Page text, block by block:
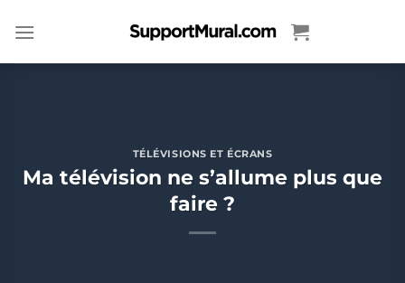
au
TÉLÉVISIONS ET ÉCRANS
Ma télévision ne s’allume plus que
faire ?